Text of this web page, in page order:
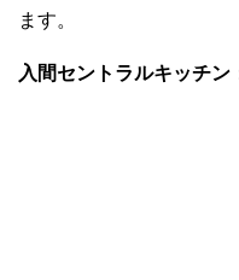
ます。
入間セントラルキッチン